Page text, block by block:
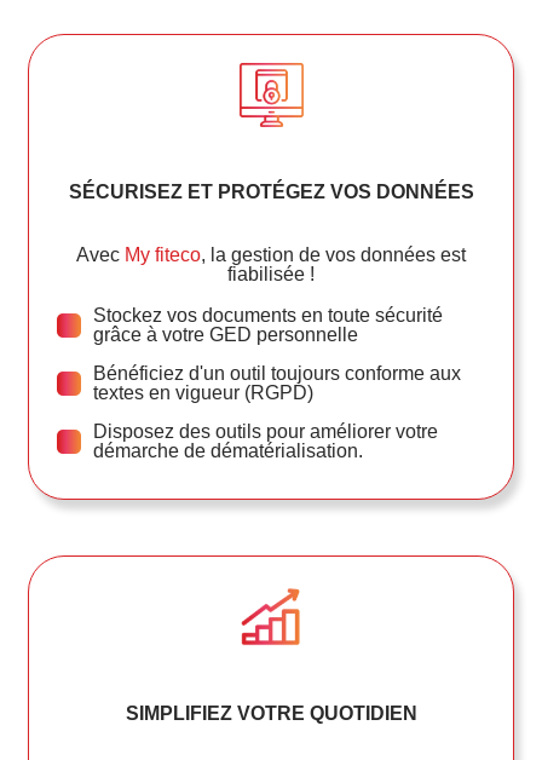
SÉCURISEZ ET PROTÉGEZ VOS DONNÉES
Avec My fiteco, la gestion de vos données est
fiabilisée !
Stockez vos documents en toute sécurité
grâce à votre GED personnelle
Bénéficiez d'un outil toujours conforme aux
textes en vigueur (RGPD)
Disposez des outils pour améliorer votre
démarche de dématérialisation.
SIMPLIFIEZ VOTRE QUOTIDIEN